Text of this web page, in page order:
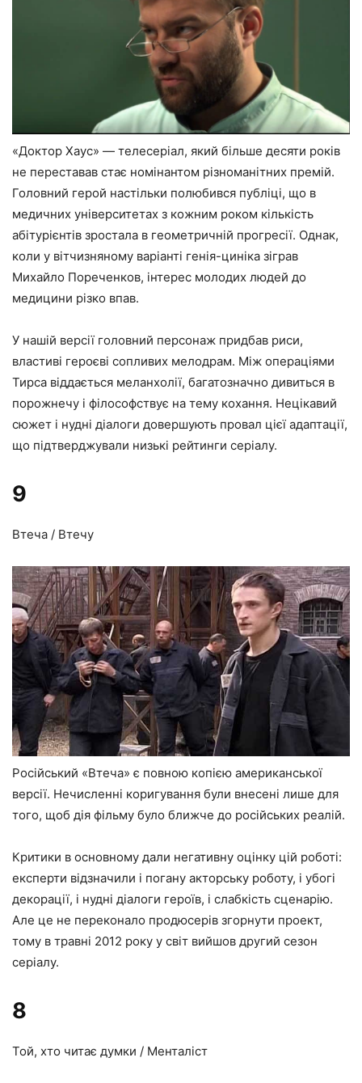
«Доктор Хаус» — телесеріал, який більше десяти років
не переставав стає номінантом різноманітних премій.
Головний герой настільки полюбився публіці, що в
медичних університетах з кожним роком кількість
абітурієнтів зростала в геометричній прогресії. Однак,
коли у вітчизняному варіанті генія-циніка зіграв
Михайло Пореченков, інтерес молодих людей до
медицини різко впав.
У нашій версії головний персонаж придбав риси,
властиві героєві сопливих мелодрам. Між операціями
Тирса віддається меланхолії, багатозначно дивиться в
порожнечу і філософствує на тему кохання. Нецікавий
сюжет і нудні діалоги довершують провал цієї адаптації,
що підтверджували низькі рейтинги серіалу.
9
Втеча / Втечу
Російський «Втеча» є повною копією американської
версії. Нечисленні коригування були внесені лише для
того, щоб дія фільму було ближче до російських реалій.
Критики в основному дали негативну оцінку цій роботі:
експерти відзначили і погану акторську роботу, і убогі
декорації, і нудні діалоги героїв, і слабкість сценарію.
Але це не переконало продюсерів згорнути проект,
тому в травні 2012 року у світ вийшов другий сезон
серіалу.
8
Той, хто читає думки / Менталіст